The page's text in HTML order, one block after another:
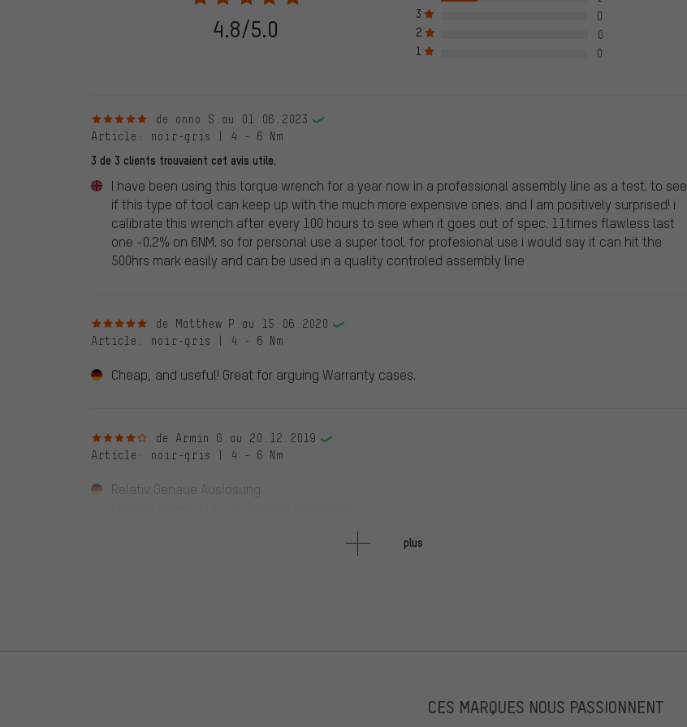
de commande. Toutes les évaluations vérifiées sont marquées d'une coche verte. Cela vaut pour toutes les évaluations
vérifiées jusqu'au 28.05.2022 et à partir du 28.05.2022. Avant le 28.05.2022, nous avons également publié les
évaluations de clients qui n'ont pas acheté chez nous la marchandise évaluée. Ces évaluations ne sont pas marquées
d'une coche verte. Nous publions toutes les évaluations remises en bonne et due forme.
4.8/5.0
3
0
2
0
1
0
5 sur 5 étoilesde onno S. au 01.06.2023
Article : noir-gris | 4 - 6 Nm
3 de 3 clients trouvaient cet avis utile.
I have been using this torque wrench for a year now in a professional assembly line as a test. to see
if this type of tool can keep up with the much more expensive ones. and I am positively surprised! i
calibrate this wrench after every 100 hours to see when it goes out of spec. 11times flawless last
one -0.2% on 6NM. so for personal use a super tool. for profesional use i would say it can hit the
500hrs mark easily and can be used in a quality controled assembly line
5 sur 5 étoilesde Matthew P. au 15.06.2020
Article : noir-gris | 4 - 6 Nm
Cheap, and useful! Great for arguing Warranty cases.
4 sur 5 étoilesde Armin G. au 20.12.2019
Article : noir-gris | 4 - 6 Nm
Relativ Genaue Auslösung.
plus
CES MARQUES NOUS PASSIONNENT